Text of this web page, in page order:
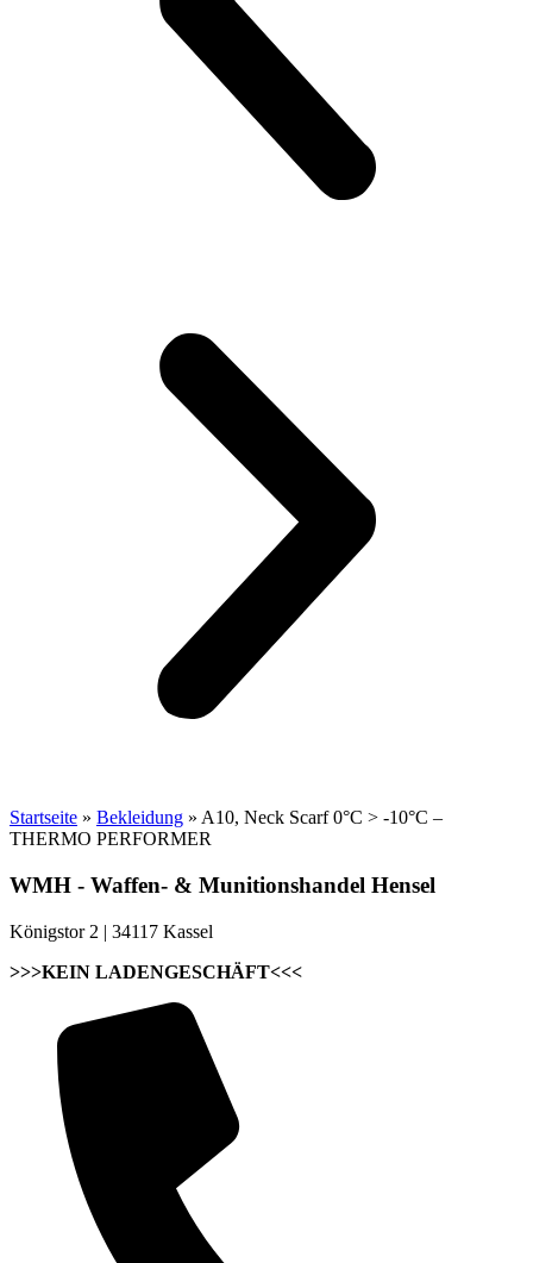
Startseite » Bekleidung » A10, Neck Scarf 0°C > -10°C –
THERMO PERFORMER
WMH - Waffen- & Munitionshandel Hensel
Königstor 2 | 34117 Kassel
>>>KEIN LADENGESCHÄFT<<<